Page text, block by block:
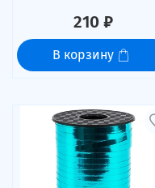
210 ₽
В корзину